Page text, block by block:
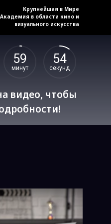
Крупнейшая в Мире
Академия в области кино и
визуального искусства
59
минут
53
секунд
видео, чтобы